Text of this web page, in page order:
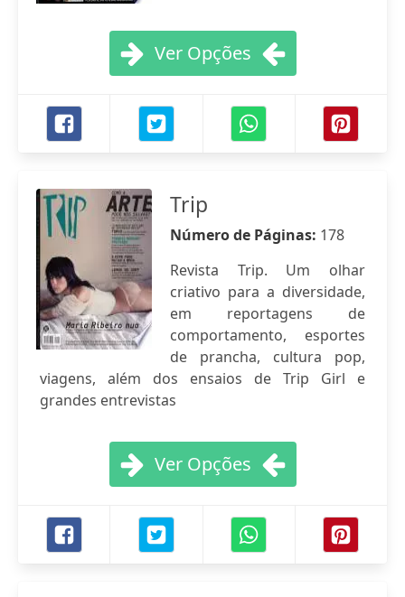
Ver Opções
Trip
Número de Páginas: 178
Revista Trip. Um olhar
criativo para a diversidade,
em reportagens de
comportamento, esportes
de prancha, cultura pop,
viagens, além dos ensaios de Trip Girl e
grandes entrevistas
Ver Opções